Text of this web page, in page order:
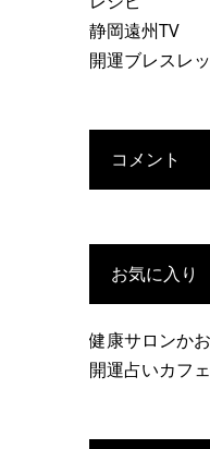
静岡遠州TV
開運ブレスレ
コメント
お気に入り
健康サロンか
開運占いカフ